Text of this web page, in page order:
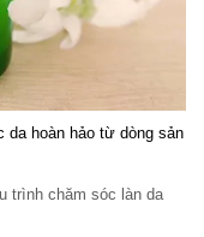
da hoàn hảo từ dòng sản
trình chăm sóc làn da